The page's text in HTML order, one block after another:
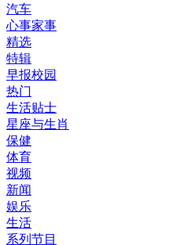
汽车
心事家事
精选
特辑
早报校园
热门
生活贴士
星座与生肖
保健
体育
视频
新闻
娱乐
生活
系列节目